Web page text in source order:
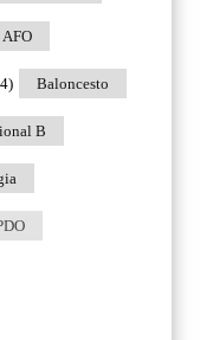
AFO
Baloncesto
B